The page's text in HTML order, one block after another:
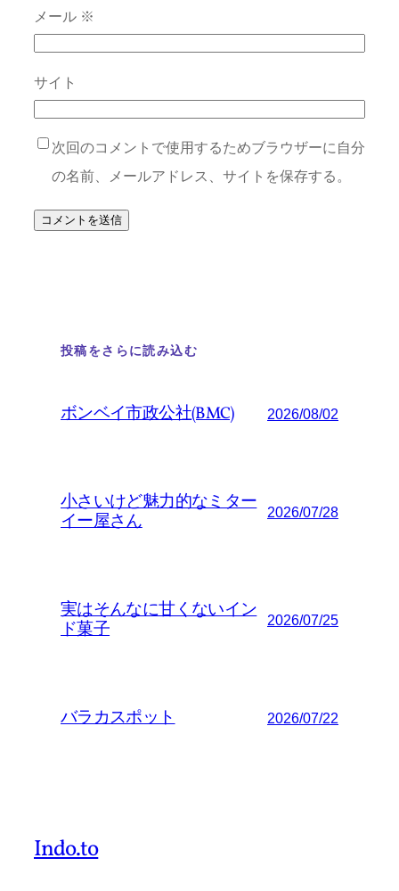
メール ※
サイト
次回のコメントで使用するためブラウザーに自分
の名前、メールアドレス、サイトを保存する。
投稿をさらに読み込む
ボンベイ市政公社(BMC) 2026/08/02
小さいけど魅力的なミター
イー屋さん
2026/07/28
実はそんなに甘くないイン
ド菓子
2026/07/25
バラカスポット 2026/07/22
Indo.to